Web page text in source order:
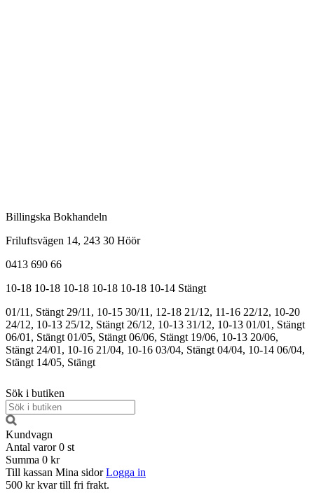
Billingska Bokhandeln
Friluftsvägen 14, 243 30 Höör
0413 690 66
10-18 10-18 10-18 10-18 10-18 10-14 Stängt
01/11, Stängt 29/11, 10-15 30/11, 12-18 21/12, 11-16 22/12, 10-20
24/12, 10-13 25/12, Stängt 26/12, 10-13 31/12, 10-13 01/01, Stängt
06/01, Stängt 01/05, Stängt 06/06, Stängt 19/06, 10-13 20/06,
Stängt 24/01, 10-16 21/04, 10-16 03/04, Stängt 04/04, 10-14 06/04,
Stängt 14/05, Stängt
Sök i butiken
Kundvagn
Antal varor 0 st
Summa 0 kr
Till kassan Mina sidor Logga in
500 kr kvar till fri frakt.